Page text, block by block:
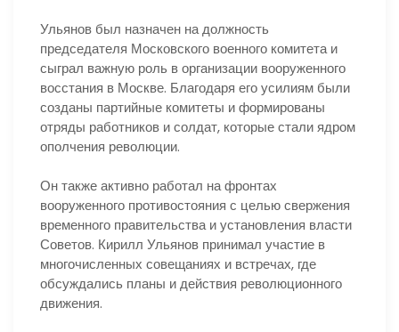
Ульянов был назначен на должность
председателя Московского военного комитета и
сыграл важную роль в организации вооруженного
восстания в Москве. Благодаря его усилиям были
созданы партийные комитеты и формированы
отряды работников и солдат, которые стали ядром
ополчения революции.
Он также активно работал на фронтах
вооруженного противостояния с целью свержения
временного правительства и установления власти
Советов. Кирилл Ульянов принимал участие в
многочисленных совещаниях и встречах, где
обсуждались планы и действия революционного
движения.